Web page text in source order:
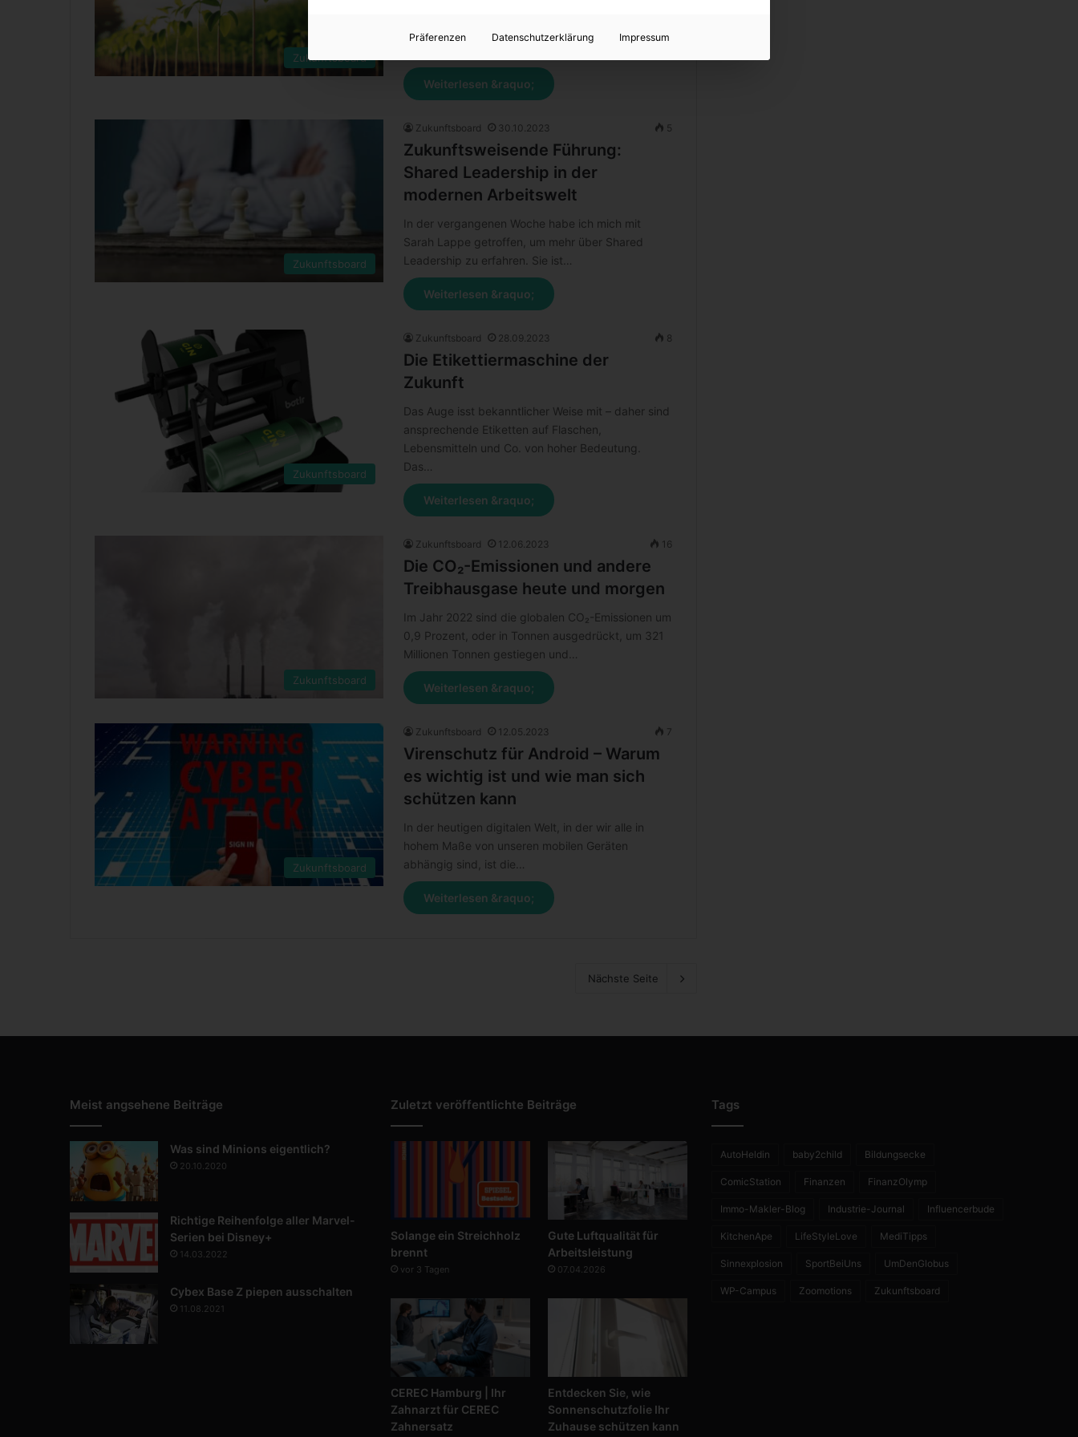
Zukunftsboard
Betriebe, die junge Pflanzen und Bäume anbauen
Weiterlesen &raquo;
Zukunftsboard
Zukunftsboard 30.10.2023 5
Zukunftsweisende Führung:
Shared Leadership in der
modernen Arbeitswelt
In der vergangenen Woche habe ich mich mit
Sarah Lappe getroffen, um mehr über Shared
Leadership zu erfahren. Sie ist…
Weiterlesen &raquo;
Zukunftsboard
Zukunftsboard 28.09.2023 8
Die Etikettiermaschine der
Zukunft
Das Auge isst bekanntlicher Weise mit – daher sind
ansprechende Etiketten auf Flaschen,
Lebensmitteln und Co. von hoher Bedeutung.
Das…
Weiterlesen &raquo;
Zukunftsboard
Zukunftsboard 12.06.2023 16
Die CO₂-Emissionen und andere
Treibhausgase heute und morgen
Im Jahr 2022 sind die globalen CO₂-Emissionen um
0,9 Prozent, oder in Tonnen ausgedrückt, um 321
Millionen Tonnen gestiegen und…
Weiterlesen &raquo;
Zukunftsboard
Zukunftsboard 12.05.2023 7
Virenschutz für Android – Warum
es wichtig ist und wie man sich
schützen kann
In der heutigen digitalen Welt, in der wir alle in
hohem Maße von unseren mobilen Geräten
abhängig sind, ist die…
Weiterlesen &raquo;
Nächste Seite
Meist angsehene Beiträge
Was sind Minions eigentlich?
20.10.2020
Richtige Reihenfolge aller Marvel-
Serien bei Disney+
14.03.2022
Cybex Base Z piepen ausschalten
11.08.2021
Zuletzt veröffentlichte Beiträge
Solange ein Streichholz
brennt
vor 3 Tagen
Gute Luftqualität für
Arbeitsleistung
07.04.2026
CEREC Hamburg | Ihr
Zahnarzt für CEREC
Zahnersatz
Entdecken Sie, wie
Sonnenschutzfolie Ihr
Zuhause schützen kann
Tags
AutoHeldin baby2child Bildungsecke
ComicStation Finanzen FinanzOlymp
Immo-Makler-Blog Industrie-Journal Influencerbude
KitchenApe LifeStyleLove MediTipps
Sinnexplosion SportBeiUns UmDenGlobus
WP-Campus Zoomotions Zukunftsboard
Präferenzen Datenschutzerklärung Impressum